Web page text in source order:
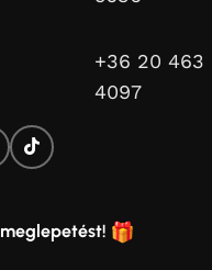
+36 20 463
4097